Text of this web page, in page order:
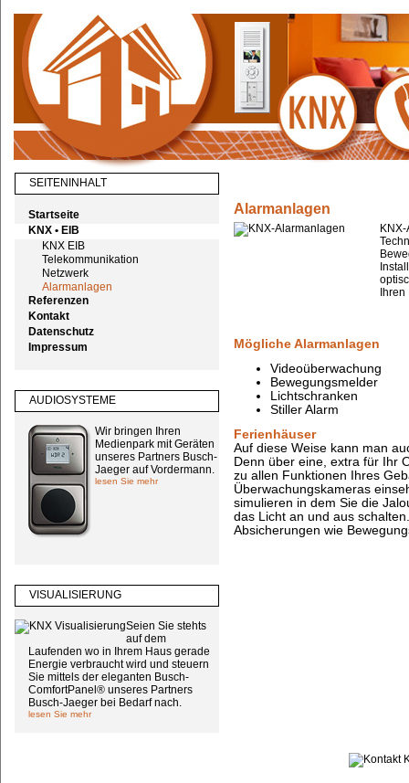
SEITENINHALT
Startseite
KNX • EIB
KNX EIB
Telekommunikation
Netzwerk
Alarmanlagen
Referenzen
Kontakt
Datenschutz
Impressum
AUDIOSYSTEME
Wir bringen Ihren
Medienpark mit Geräten
unseres Partners Busch-
Jaeger auf Vordermann.
lesen Sie mehr
VISUALISIERUNG
Seien Sie stehts
auf dem
Laufenden wo in Ihrem Haus gerade
Energie verbraucht wird und steuern
Sie mittels der eleganten Busch-
ComfortPanel® unseres Partners
Busch-Jaeger bei Bedarf nach.
lesen Sie mehr
Alarmanlagen
Mögliche Alarmanlagen
Videoüberwachung
Bewegungsmelder
Lichtschranken
Stiller Alarm
Ferienhäuser
Auf diese Weise kann man
Denn über eine, extra für Ihr
zu allen Funktionen Ihres
Überwachungskameras
simulieren in dem Sie die
das Licht an und aus
Absicherungen wie